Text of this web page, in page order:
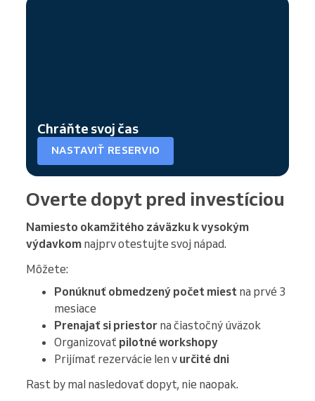
Chráňte svoj čas
NASTAVIŤ RESERVIO
Overte dopyt pred investíciou
Namiesto okamžitého záväzku k vysokým
výdavkom najprv otestujte svoj nápad.
Môžete:
Ponúknuť obmedzený počet miest na prvé 3
mesiace
Prenajať si priestor na čiastočný úväzok
Organizovať pilotné workshopy
Prijímať rezervácie len v určité dni
Rast by mal nasledovať dopyt, nie naopak.